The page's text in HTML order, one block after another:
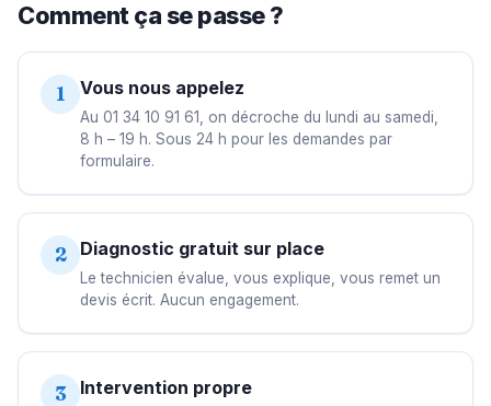
Comment ça se passe ?
1 Vous nous appelez
Au 01 34 10 91 61, on décroche du lundi au samedi,
8 h – 19 h. Sous 24 h pour les demandes par
formulaire.
2 Diagnostic gratuit sur place
Le technicien évalue, vous explique, vous remet un
devis écrit. Aucun engagement.
3 Intervention propre